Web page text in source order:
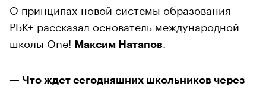
О принципах новой системы образования
РБК+ рассказал основатель международной
школы One! Максим Натапов
— Что ждет сегодняшних школьников через